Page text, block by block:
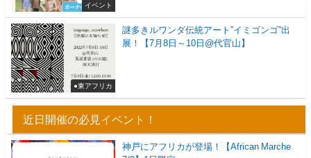
イベント
●東アフリカ
謎多きルワンダ伝統アート”イミゴンゴ”出
展！【7月8日～10日@代官山】
近日開催の必見イベント！
神戸にアフリカが登場！【African Marche